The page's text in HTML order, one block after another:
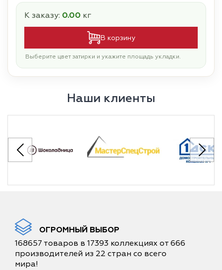
К заказу: 0.00 кг
В корзину
Выберите цвет затирки и укажите площадь укладки.
Наши клиенты
ОГРОМНЫЙ ВЫБОР
168657 товаров в 17393 коллекциях от 666
производителей из 22 стран со всего
мира!